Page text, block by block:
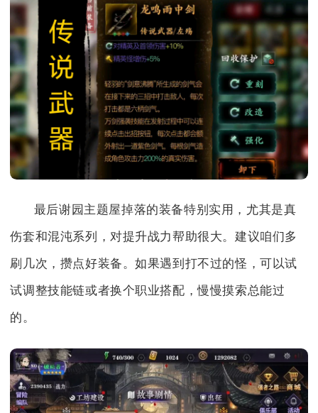
最后谢园主题屋掉落的装备特别实用，尤其是真
伤套和混沌系列，对提升战力帮助很大。建议咱们多
刷几次，攒点好装备。如果遇到打不过的怪，可以试
试调整技能链或者换个职业搭配，慢慢摸索总能过
的。